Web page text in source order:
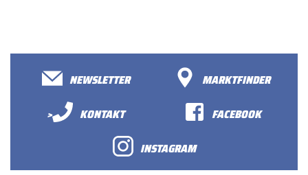
NEWSLETTER
MARKTFINDER
>
KONTAKT
FACEBOOK
INSTAGRAM